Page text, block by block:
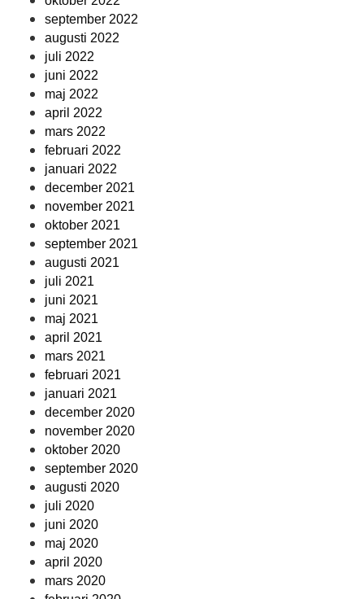
september 2022
augusti 2022
juli 2022
juni 2022
maj 2022
april 2022
mars 2022
februari 2022
januari 2022
december 2021
november 2021
oktober 2021
september 2021
augusti 2021
juli 2021
juni 2021
maj 2021
april 2021
mars 2021
februari 2021
januari 2021
december 2020
november 2020
oktober 2020
september 2020
augusti 2020
juli 2020
juni 2020
maj 2020
april 2020
mars 2020